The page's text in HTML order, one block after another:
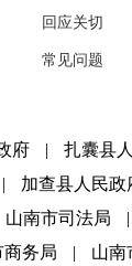
回应关切
常见问题
府 | 扎囊县
| 加查县人民政
山南市司法局 |
商务局 | 山南